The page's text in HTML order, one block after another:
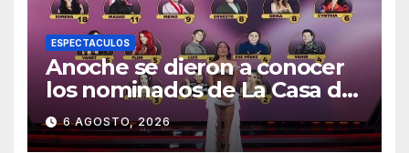
ESPECTACULOS
Anoche se dieron a conocer
los nominados de La Casa de
los Famosos México 2026 en
la segunda semana
6 AGOSTO, 2026